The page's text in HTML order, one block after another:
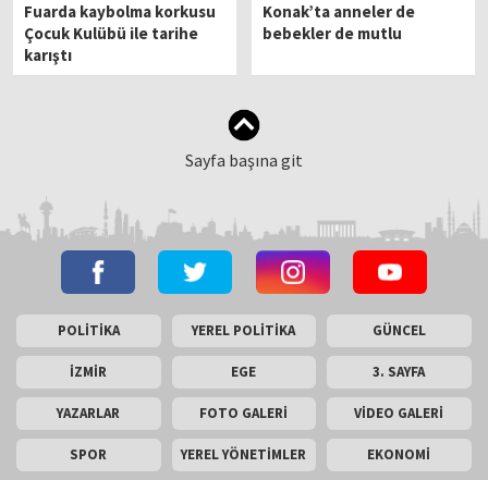
Fuarda kaybolma korkusu
Çocuk Kulübü ile tarihe
karıştı
Konak’ta anneler de
bebekler de mutlu
Sayfa başına git
POLİTİKA YEREL POLİTİKA GÜNCEL
İZMİR EGE 3. SAYFA
YAZARLAR FOTO GALERİ VİDEO GALERİ
SPOR YEREL YÖNETİMLER EKONOMİ